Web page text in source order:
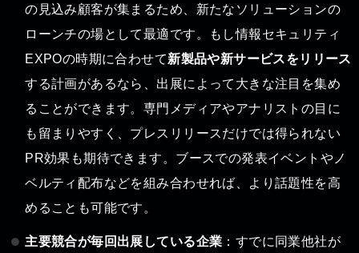
の見込み顧客が集まるため、新たなソリューションの
ローンチの場として最適です。もし情報セキュリティ
EXPOの時期に合わせて新製品や新サービスをリリース
する計画があるなら、出展によって大きな注目を集め
ることができます。専門メディアやアナリストの目に
も留まりやすく、プレスリリースだけでは得られない
PR効果も期待できます。ブースでの発表イベントやノ
ベルティ配布などを組み合わせれば、より話題性を高
めることも可能です。
主要競合が毎回出展している企業 ：すでに同業他社が